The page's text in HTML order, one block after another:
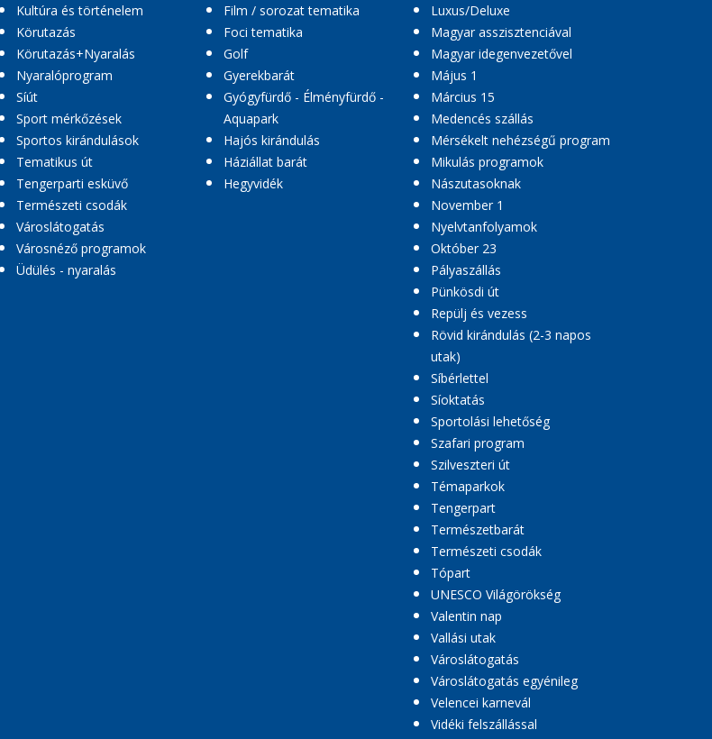
Kultúra és történelem
Körutazás
Körutazás+Nyaralás
Nyaralóprogram
Síút
Sport mérkőzések
Sportos kirándulások
Tematikus út
Tengerparti esküvő
Természeti csodák
Városlátogatás
Városnéző programok
Üdülés - nyaralás
Film / sorozat tematika
Foci tematika
Golf
Gyerekbarát
Gyógyfürdő - Élményfürdő -
Aquapark
Hajós kirándulás
Háziállat barát
Hegyvidék
Luxus/Deluxe
Magyar asszisztenciával
Magyar idegenvezetővel
Május 1
Március 15
Medencés szállás
Mérsékelt nehézségű program
Mikulás programok
Nászutasoknak
November 1
Nyelvtanfolyamok
Október 23
Pályaszállás
Pünkösdi út
Repülj és vezess
Rövid kirándulás (2-3 napos
utak)
Síbérlettel
Síoktatás
Sportolási lehetőség
Szafari program
Szilveszteri út
Témaparkok
Tengerpart
Természetbarát
Természeti csodák
Tópart
UNESCO Világörökség
Valentin nap
Vallási utak
Városlátogatás
Városlátogatás egyénileg
Velencei karnevál
Vidéki felszállással